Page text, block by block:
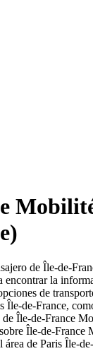
de Île-de-
encontrar la
de
Île-de-France,
Île-de-France
Île-de-France
área de Paris Île-